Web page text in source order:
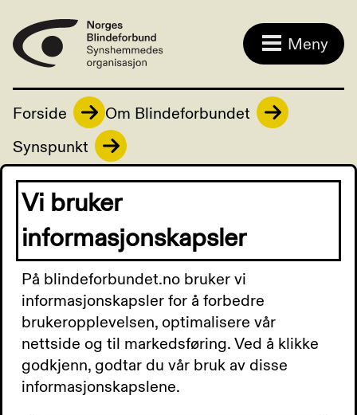
Meny
Forside
Om Blindeforbundet
Synspunkt
Nr. 2/2021
Synspunkt nr.
2/2021 - lyd
Vi bruker
informasjonskapsler
På blindeforbundet.no bruker vi
informasjonskapsler for å forbedre
brukeropplevelsen, optimalisere vår
nettside og til markedsføring. Ved å klikke
godkjenn, godtar du vår bruk av disse
informasjonskapslene.